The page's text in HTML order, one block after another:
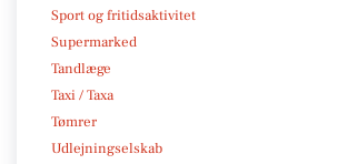
Sport og fritidsaktivitet
Supermarked
Tandlæge
Taxi / Taxa
Tømrer
Udlejningselskab